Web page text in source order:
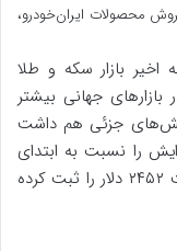
محصولات ایران‌خودرو،
اخیر بازار سکه و طلا
جهانی بیشتر
جزئی هم داشت
طول این هفته‌، ٢۴ دلار افزایش را نسبت به ابتدای
هفته تجربه کرده و در حال حاضر آخرین قیمت ٢۴۵٢ دلار را ثبت کرده